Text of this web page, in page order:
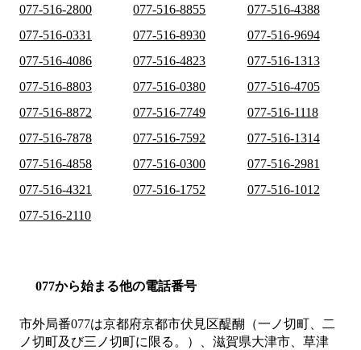
077-516-2800
077-516-8855
077-516-4388
077-516-0331
077-516-8930
077-516-9694
077-516-4086
077-516-4823
077-516-1313
077-516-8803
077-516-0380
077-516-4705
077-516-8872
077-516-7749
077-516-1118
077-516-7878
077-516-7592
077-516-1314
077-516-4858
077-516-0300
077-516-2981
077-516-4321
077-516-1752
077-516-1012
077-516-2110
077から始まる他の電話番号
市外局番077は京都府京都市伏見区醍醐（一ノ切町、二
ノ切町及び三ノ切町に限る。）、滋賀県大津市、草津